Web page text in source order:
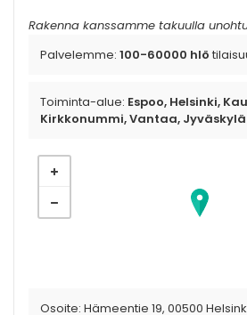
Rakenna kanssamme takuulla
Palvelemme: 100-60000 hlö
Toiminta-alue: Espoo, Helsinki,
Kirkkonummi, Vantaa, Jyväskylä
Osoite: Hämeentie 19, 00500